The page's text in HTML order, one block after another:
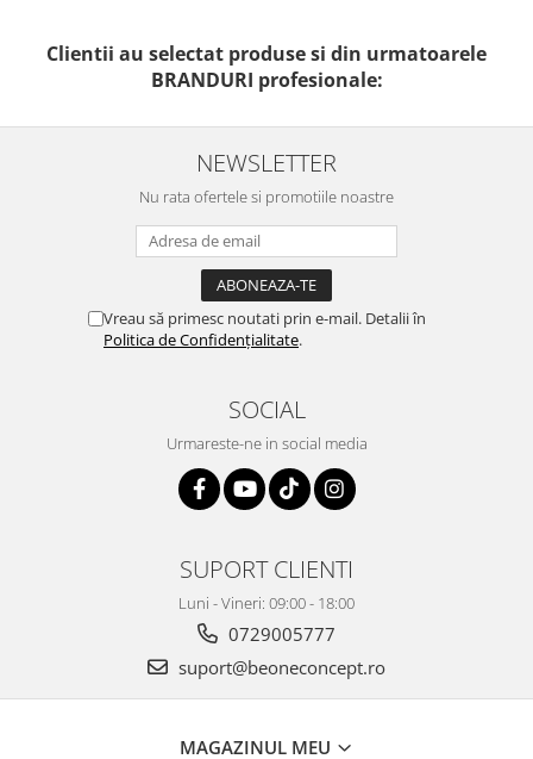
Clientii au selectat produse si din urmatoarele
BRANDURI profesionale:
NEWSLETTER
Nu rata ofertele si promotiile noastre
Vreau să primesc noutati prin e-mail. Detalii în
Politica de Confidențialitate.
SOCIAL
Urmareste-ne in social media
SUPORT CLIENTI
Luni - Vineri: 09:00 - 18:00
0729005777
suport@beoneconcept.ro
MAGAZINUL MEU